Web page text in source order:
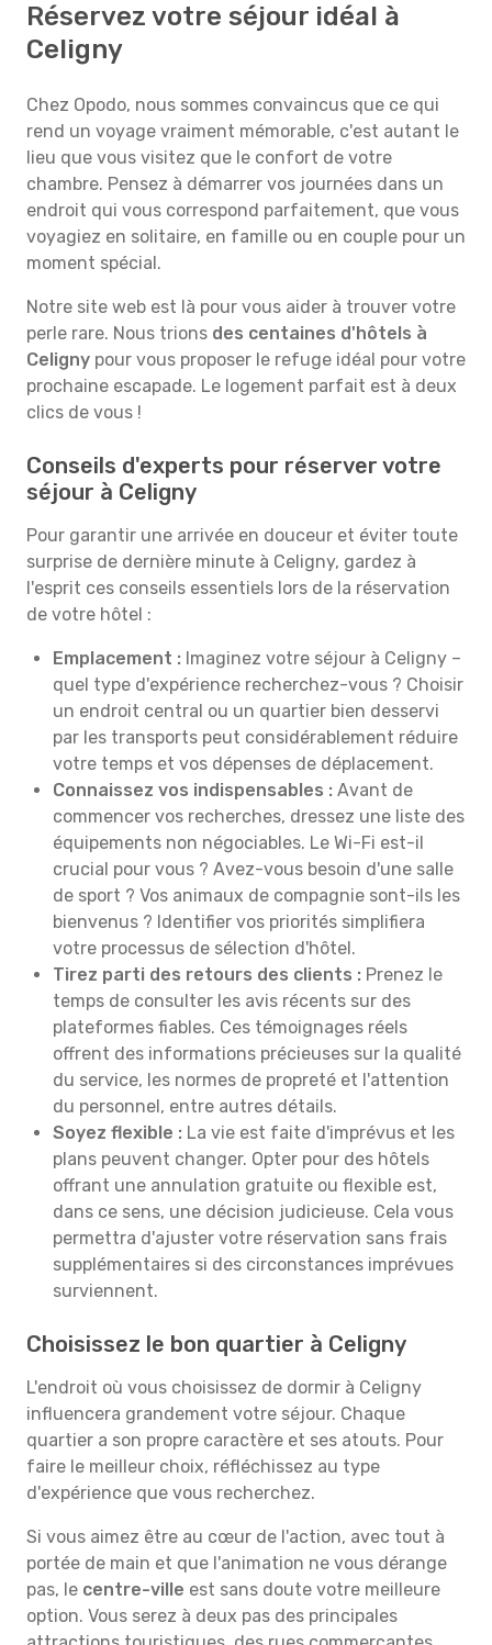
Réservez votre séjour idéal à
Celigny
Chez Opodo, nous sommes convaincus que ce qui
rend un voyage vraiment mémorable, c'est autant le
lieu que vous visitez que le confort de votre
chambre. Pensez à démarrer vos journées dans un
endroit qui vous correspond parfaitement, que vous
voyagiez en solitaire, en famille ou en couple pour un
moment spécial.
Notre site web est là pour vous aider à trouver votre
perle rare. Nous trions des centaines d'hôtels à
Celigny pour vous proposer le refuge idéal pour votre
prochaine escapade. Le logement parfait est à deux
clics de vous !
Conseils d'experts pour réserver votre
séjour à Celigny
Pour garantir une arrivée en douceur et éviter toute
surprise de dernière minute à Celigny, gardez à
l'esprit ces conseils essentiels lors de la réservation
de votre hôtel :
Emplacement : Imaginez votre séjour à Celigny –
quel type d'expérience recherchez-vous ? Choisir
un endroit central ou un quartier bien desservi
par les transports peut considérablement réduire
votre temps et vos dépenses de déplacement.
Connaissez vos indispensables : Avant de
commencer vos recherches, dressez une liste des
équipements non négociables. Le Wi-Fi est-il
crucial pour vous ? Avez-vous besoin d'une salle
de sport ? Vos animaux de compagnie sont-ils les
bienvenus ? Identifier vos priorités simplifiera
votre processus de sélection d'hôtel.
Tirez parti des retours des clients : Prenez le
temps de consulter les avis récents sur des
plateformes fiables. Ces témoignages réels
offrent des informations précieuses sur la qualité
du service, les normes de propreté et l'attention
du personnel, entre autres détails.
Soyez flexible : La vie est faite d'imprévus et les
plans peuvent changer. Opter pour des hôtels
offrant une annulation gratuite ou flexible est,
dans ce sens, une décision judicieuse. Cela vous
permettra d'ajuster votre réservation sans frais
supplémentaires si des circonstances imprévues
surviennent.
Choisissez le bon quartier à Celigny
L'endroit où vous choisissez de dormir à Celigny
influencera grandement votre séjour. Chaque
quartier a son propre caractère et ses atouts. Pour
faire le meilleur choix, réfléchissez au type
d'expérience que vous recherchez.
Si vous aimez être au cœur de l'action, avec tout à
portée de main et que l'animation ne vous dérange
pas, le centre-ville est sans doute votre meilleure
option. Vous serez à deux pas des principales